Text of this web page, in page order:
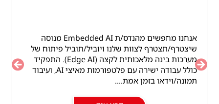
אנחנו מחפשים מהנדס/ת Embedded AI מנוסה
שיצטרף/תצטרף לצוות שלנו ויוביל/תוביל פיתוח של
מערכות בינה מלאכותית לקצה (Edge AI). התפקיד
כולל עבודה ישירה עם פלטפורמות מאיצי AI, ועיבוד
תמונה/וידאו בזמן אמת....
Next